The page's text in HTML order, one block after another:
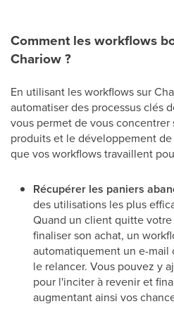
Comment les workflows
Chariow ?
En utilisant les workflows sur
automatiser des processus clés
vous permet de vous concentrer
produits et le développement
que vos workflows travaillent
Récupérer les paniers
des utilisations les plus
Quand un client quitte
finaliser son achat, un
automatiquement un e-mail
le relancer. Vous pouvez y
pour l'inciter à revenir et
augmentant ainsi vos